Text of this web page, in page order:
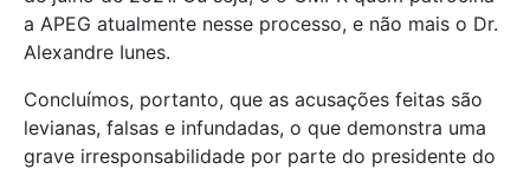
a APEG atualmente nesse processo, e não mais o Dr.
Alexandre Iunes.
Concluímos, portanto, que as acusações feitas são
levianas, falsas e infundadas, o que demonstra uma
grave irresponsabilidade por parte do presidente do